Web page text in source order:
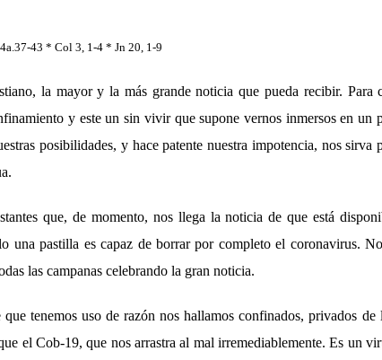
43 * Col 3, 1-4 * Jn 20, 1-9
la mayor y la más grande noticia que pueda recibir. Para
y este un sin vivir que supone vernos inmersos en un
posibilidades, y hace patente nuestra impotencia, nos sirva
que, de momento, nos llega la noticia de que está
una pastilla es capaz de borrar por completo el coronavirus.
las campanas celebrando la gran noticia.
tenemos uso de razón nos hallamos confinados, privados de
el Cob-19, que nos arrastra al mal irremediablemente. Es un